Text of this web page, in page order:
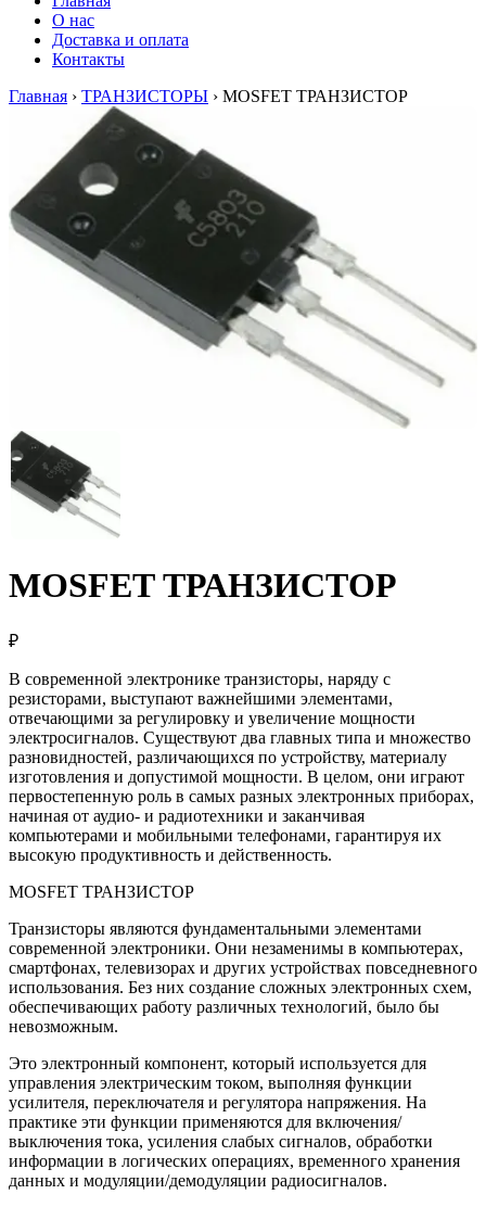
О нас
Доставка и оплата
Контакты
Главная › ТРАНЗИСТОРЫ › MOSFET ТРАНЗИСТОР
MOSFET ТРАНЗИСТОР
₽
В современной электронике транзисторы, наряду с
резисторами, выступают важнейшими элементами,
отвечающими за регулировку и увеличение мощности
электросигналов. Существуют два главных типа и множество
разновидностей, различающихся по устройству, материалу
изготовления и допустимой мощности. В целом, они играют
первостепенную роль в самых разных электронных приборах,
начиная от аудио- и радиотехники и заканчивая
компьютерами и мобильными телефонами, гарантируя их
высокую продуктивность и действенность.
MOSFET ТРАНЗИСТОР
Транзисторы являются фундаментальными элементами
современной электроники. Они незаменимы в компьютерах,
смартфонах, телевизорах и других устройствах повседневного
использования. Без них создание сложных электронных схем,
обеспечивающих работу различных технологий, было бы
невозможным.
Это электронный компонент, который используется для
управления электрическим током, выполняя функции
усилителя, переключателя и регулятора напряжения. На
практике эти функции применяются для включения/
выключения тока, усиления слабых сигналов, обработки
информации в логических операциях, временного хранения
данных и модуляции/демодуляции радиосигналов.